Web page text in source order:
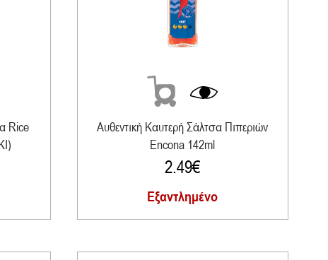
Rice
Αυθεντική Καυτερή Σάλτσα Πιπεριών
Encona 142ml
2.49€
Εξαντλημένο